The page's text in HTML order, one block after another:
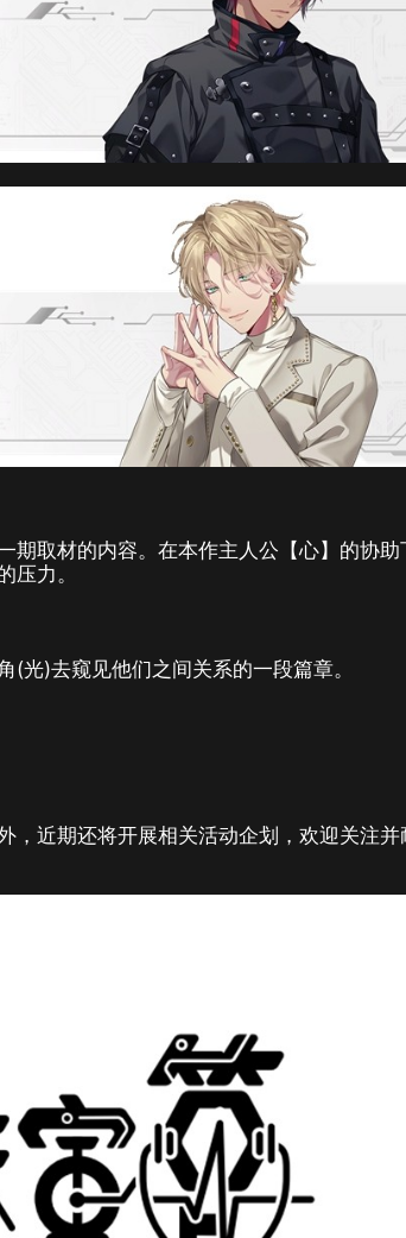
期取材的内容。在本作主人公【心】的协助
压力。
光)去窥见他们之间关系的一段篇章。
，近期还将开展相关活动企划，欢迎关注并